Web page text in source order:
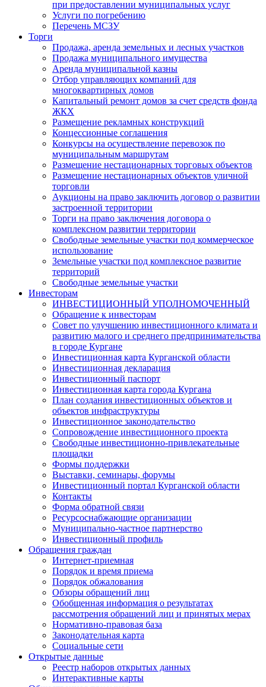
при предоставлении муниципальных услуг
Услуги по погребению
Перечень МСЗУ
Торги
Продажа, аренда земельных и лесных участков
Продажа муниципального имущества
Аренда муниципальной казны
Отбор управляющих компаний для
многоквартирных домов
Капитальный ремонт домов за счет средств фонда
ЖКХ
Размещение рекламных конструкций
Концессионные соглашения
Конкурсы на осуществление перевозок по
муниципальным маршрутам
Размещение нестационарных торговых объектов
Размещение нестационарных объектов уличной
торговли
Аукционы на право заключить договор о развитии
застроенной территории
Торги на право заключения договора о
комплексном развитии территории
Свободные земельные участки под коммерческое
использование
Земельные участки под комплексное развитие
территорий
Свободные земельные участки
Инвесторам
ИНВЕСТИЦИОННЫЙ УПОЛНОМОЧЕННЫЙ
Обращение к инвесторам
Совет по улучшению инвестиционного климата и
развитию малого и среднего предпринимательства
в городе Кургане
Инвестиционная карта Курганской области
Инвестиционная декларация
Инвестиционный паспорт
Инвестиционная карта города Кургана
План создания инвестиционных объектов и
объектов инфраструктуры
Инвестиционное законодательство
Сопровождение инвестиционного проекта
Свободные инвестиционно-привлекательные
площадки
Формы поддержки
Выставки, семинары, форумы
Инвестиционный портал Курганской области
Контакты
Форма обратной связи
Ресурсоснабжающие организации
Муниципально-частное партнерство
Инвестиционный профиль
Обращения граждан
Интернет-приемная
Порядок и время приема
Порядок обжалования
Обзоры обращений лиц
Обобщенная информация о результатах
рассмотрения обращений лиц и принятых мерах
Нормативно-правовая база
Законодательная карта
Социальные сети
Открытые данные
Реестр наборов открытых данных
Интерактивные карты